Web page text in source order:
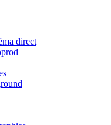
direct